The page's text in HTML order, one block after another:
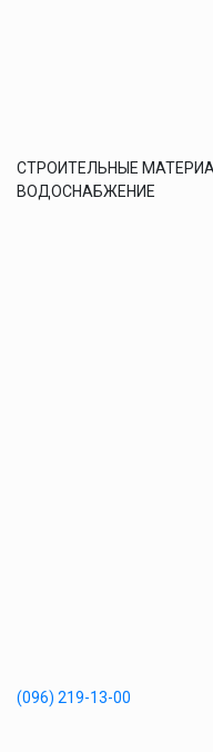
СТРОИТЕЛЬНЫЕ
ВОДОСНАБЖЕНИЕ
(096) 219-13-00